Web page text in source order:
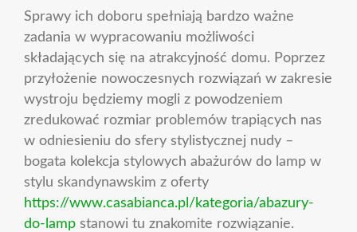
Sprawy ich doboru spełniają bardzo ważne
zadania w wypracowaniu możliwości
składających się na atrakcyjność domu. Poprzez
przyłożenie nowoczesnych rozwiązań w zakresie
wystroju będziemy mogli z powodzeniem
zredukować rozmiar problemów trapiących nas
w odniesieniu do sfery stylistycznej nudy –
bogata kolekcja stylowych abażurów do lamp w
stylu skandynawskim z oferty
https://www.casabianca.pl/kategoria/abazury-
do-lamp stanowi tu znakomite rozwiązanie.